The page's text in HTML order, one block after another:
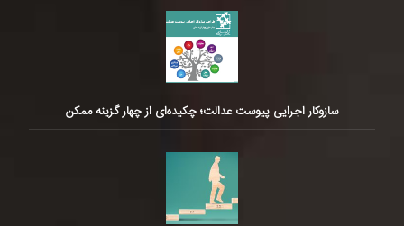
سازوکار اجرایی پیوست عدالت؛ چکیده‌ای از چهار گزینه ممکن